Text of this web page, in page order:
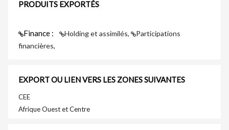
PRODUITS EXPORTÉS
Finance : Holding et assimilés,
Participations
financières,
EXPORT OU LIEN VERS LES ZONES SUIVANTES
CEE
Afrique Ouest et Centre